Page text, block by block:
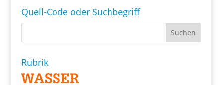
Quell-Code oder Suchbegriff
Rubrik